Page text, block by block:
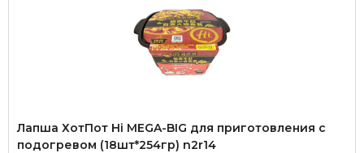
Лапша ХотПот Hi MEGA-BIG для приготовления с
подогревом (18шт*254гр) n2r14